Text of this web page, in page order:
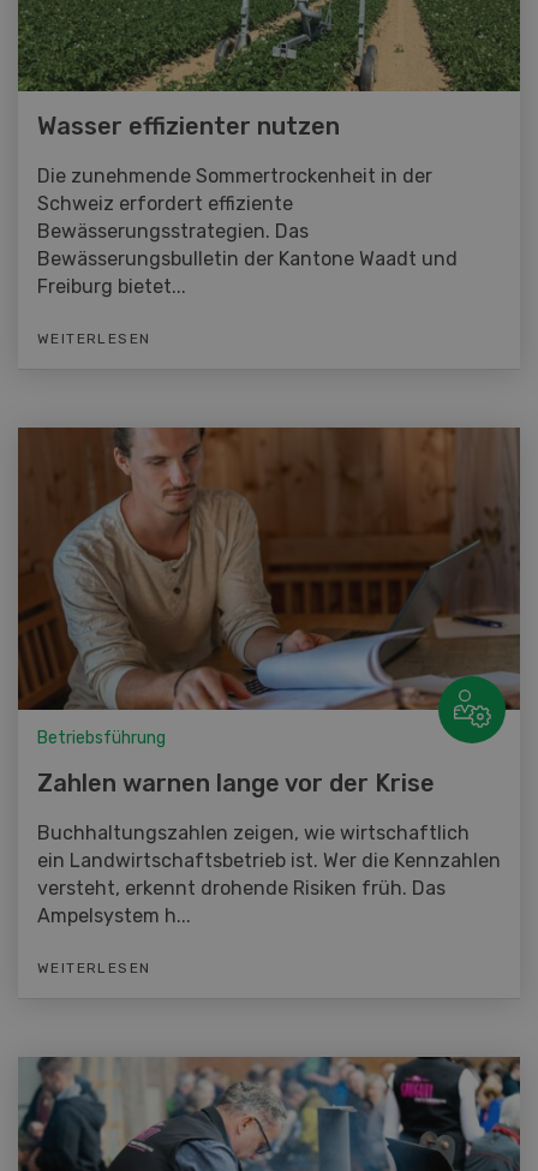
Wasser effizienter nutzen
Die zunehmende Sommertrockenheit in der
Schweiz erfordert effiziente
Bewässerungsstrategien. Das
Bewässerungsbulletin der Kantone Waadt und
Freiburg bietet...
WEITERLESEN
Betriebsführung
Zahlen warnen lange vor der Krise
Buchhaltungszahlen zeigen, wie wirtschaftlich
ein Landwirtschaftsbetrieb ist. Wer die Kennzahlen
versteht, erkennt drohende Risiken früh. Das
Ampelsystem h...
WEITERLESEN